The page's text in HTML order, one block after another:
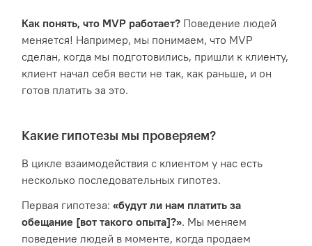
Как понять, что MVP работает? Поведение людей
меняется! Например, мы понимаем, что MVP
сделан, когда мы подготовились, пришли к клиенту,
клиент начал себя вести не так, как раньше, и он
готов платить за это.
Какие гипотезы мы проверяем?
В цикле взаимодействия с клиентом у нас есть
несколько последовательных гипотез.
Первая гипотеза:«будут ли нам платить за
обещание [вот такого опыта]?». Мы меняем
поведение людей в моменте, когда продаем